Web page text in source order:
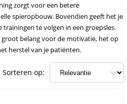
zorgt voor een betere
spieropbouw. Bovendien geeft het je
te volgen in een groepsles.
groot belang voor de motivatie, het op
herstel van je patiënten.
Sorteren op: